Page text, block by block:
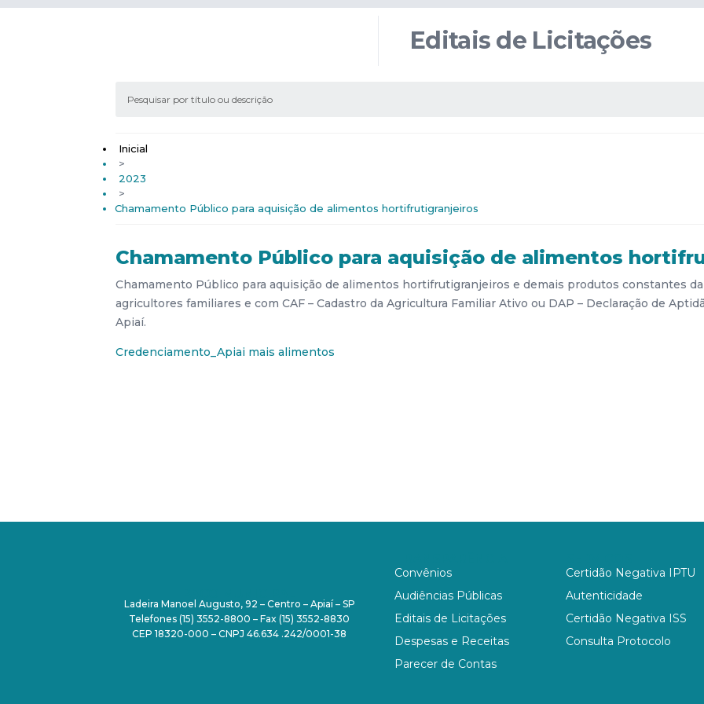
Editais de Licitações
Inicial
>
2023
>
Chamamento Público para aquisição de alimentos hortifrutigranjeiros
Chamamento Público para aquisição de alimentos
Chamamento Público para aquisição de alimentos hortifrutigranjeiros e demais produtos constantes
agricultores familiares e com CAF – Cadastro da Agricultura Familiar Ativo ou DAP – Declaração de
Apiaí.
Credenciamento_Apiai mais alimentos
Ladeira Manoel Augusto, 92 – Centro – Apiaí – SP
Telefones (15) 3552-8800 – Fax (15) 3552-8830
CEP 18320-000 – CNPJ 46.634 .242/0001-38
Convênios
Audiências Públicas
Editais de Licitações
Despesas e Receitas
Parecer de Contas
Certidão Negativa IPTU
Autenticidade
Certidão Negativa ISS
Consulta Protocolo